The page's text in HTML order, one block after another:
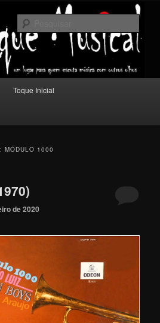
com outros olhos.
Toque Inicial
MÓDULO 1000
de 2020